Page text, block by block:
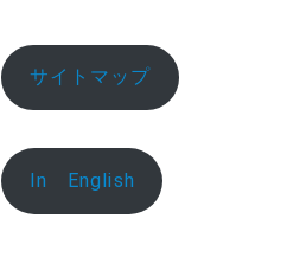
りサイトマップ
In English